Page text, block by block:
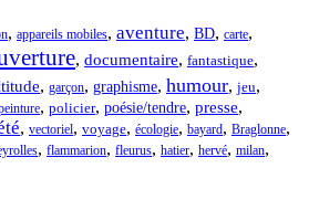
, appareils mobiles, aventure, BD, carte,
, documentaire, fantastique,
, garçon, graphisme, humour, jeu,
, policier, poésie/tendre, presse,
, vectoriel, voyage, écologie, bayard, Braglonne,
, flammarion, fleurus, hatier, hervé, milan,